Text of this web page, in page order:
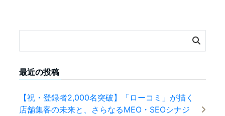
最近の投稿
【祝・登録者2,000名突破】「ローコミ」が描く
店舗集客の未来と、さらなるMEO・SEOシナジ